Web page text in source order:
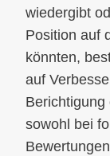
wiedergibt
Position auf
könnten,
auf
Berichtigung
sowohl bei